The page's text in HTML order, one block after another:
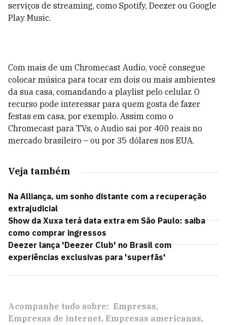
serviços de streaming, como Spotify, Deezer ou Google
Play Music.
Com mais de um Chromecast Audio, você consegue
colocar música para tocar em dois ou mais ambientes
da sua casa, comandando a playlist pelo celular. O
recurso pode interessar para quem gosta de fazer
festas em casa, por exemplo. Assim como o
Chromecast para TVs, o Audio sai por 400 reais no
mercado brasileiro – ou por 35 dólares nos EUA.
Veja também
Na Alliança, um sonho distante com a recuperação
extrajudicial
Show da Xuxa terá data extra em São Paulo: saiba
como comprar ingressos
Deezer lança 'Deezer Club' no Brasil com
experiências exclusivas para 'superfãs'
Acompanhe tudo sobre: Empresas
Empresas de internet Empresas americanas